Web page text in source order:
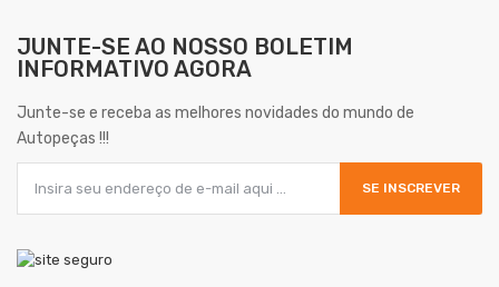
JUNTE-SE AO NOSSO BOLETIM
INFORMATIVO AGORA
Junte-se e receba as melhores novidades do mundo de
Autopeças !!!
SE INSCREVER